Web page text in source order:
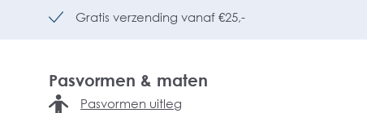
Gratis verzending vanaf €25,-
Pasvormen & maten
Pasvormen uitleg